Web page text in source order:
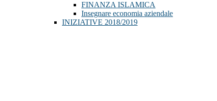
FINANZA ISLAMICA
Insegnare economia aziendale
INIZIATIVE 2018/2019